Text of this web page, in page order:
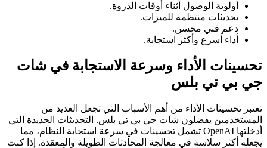
أولوية الوصول أثناء أوقات الذروة.
تحديثات منتظمة للميزات.
دعم فني محسن.
أداء أسرع وأكثر استجابة.
تحسينات الأداء وسرعة الاستجابة في شات
جي بي تي بلس
تعتبر تحسينات الأداء من أهم الأسباب التي تجعل العديد من
المستخدمين يفضلون شات جي بي تي بلس. التحديثات الجديدة التي
أدخلتها OpenAI تشمل تحسينات في سرعة استجابة النظام، مما
يجعله أكثر سلاسة في معالجة المحادثات الطويلة والمعقدة. إذا كنت